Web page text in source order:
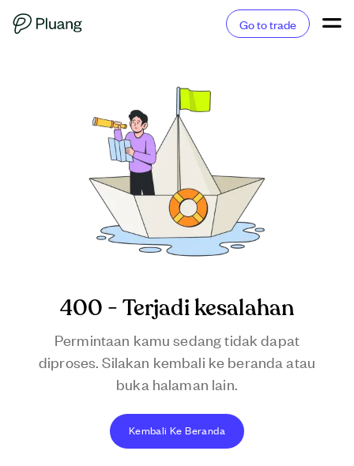
Go to trade
400 - Terjadi kesalahan
Permintaan kamu sedang tidak dapat
diproses. Silakan kembali ke beranda atau
buka halaman lain.
Kembali Ke Beranda